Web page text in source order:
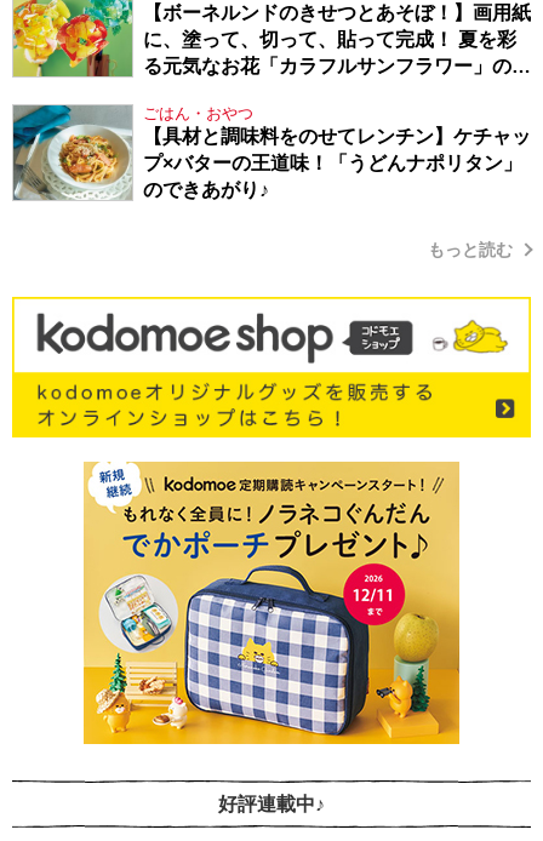
【ボーネルンドのきせつとあそぼ！】画用紙
に、塗って、切って、貼って完成！ 夏を彩
る元気なお花「カラフルサンフラワー」の作
ごはん・おやつ
【具材と調味料をのせてレンチン】ケチャッ
プ×バターの王道味！「うどんナポリタン」
のできあがり♪
もっと読む
好評連載中♪